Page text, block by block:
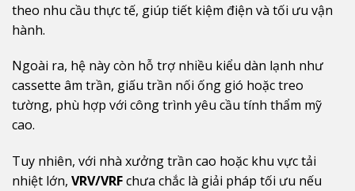
theo nhu cầu thực tế, giúp tiết kiệm điện và tối ưu vận
hành.
Ngoài ra, hệ này còn hỗ trợ nhiều kiểu dàn lạnh như
cassette âm trần, giấu trần nối ống gió hoặc treo
tường, phù hợp với công trình yêu cầu tính thẩm mỹ
cao.
Tuy nhiên, với nhà xưởng trần cao hoặc khu vực tải
nhiệt lớn, VRV/VRFchưa chắc là giải pháp tối ưu nếu